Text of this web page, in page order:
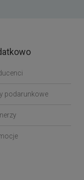
podarunkowe